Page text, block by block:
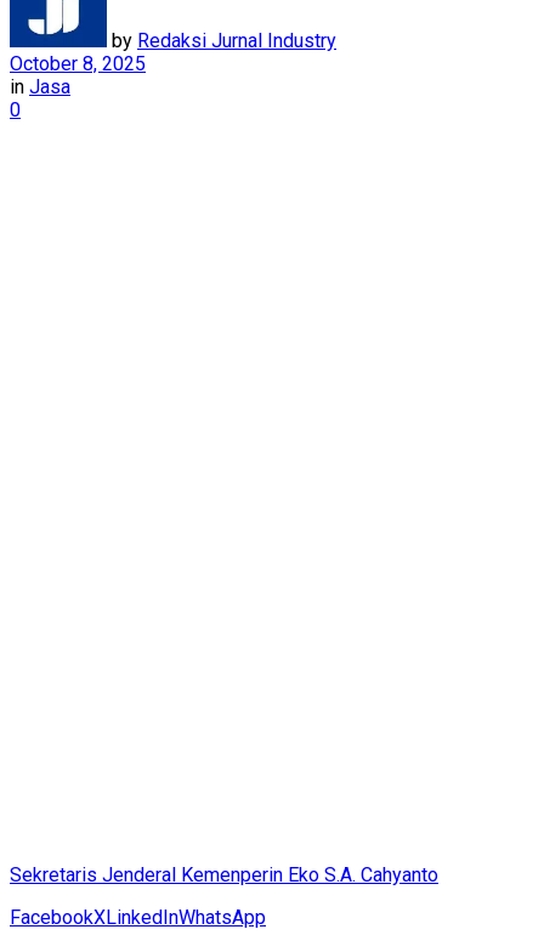
by Redaksi Jurnal Industry
October 8, 2025
in Jasa
0
Sekretaris Jenderal Kemenperin Eko S.A. Cahyanto
FacebookXLinkedInWhatsApp